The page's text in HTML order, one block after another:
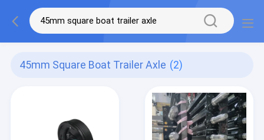
45mm Square Boat Trailer Axle (2)